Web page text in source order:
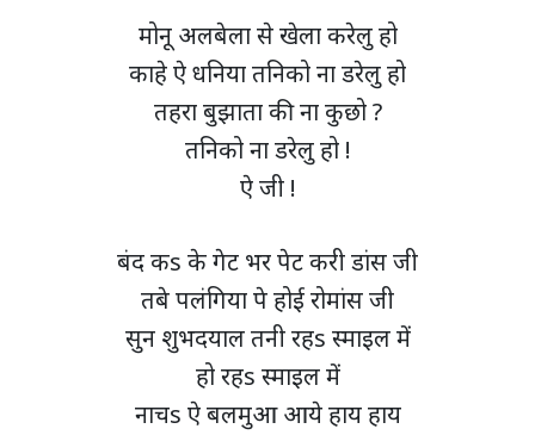
मोनू अलबेला से खेला करेलु हो
काहे ऐ धनिया तनिको ना डरेलु हो
तहरा बुझाता की ना कुछो ?
तनिको ना डरेलु हो !
ऐ जी !
बंद कs के गेट भर पेट करी डांस जी
तबे पलंगिया पे होई रोमांस जी
सुन शुभदयाल तनी रहs स्माइल में
हो रहs स्माइल में
नाचs ऐ बलमुआ आये हाय हाय